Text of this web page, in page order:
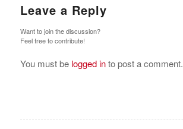
Leave a Reply
Want to join the discussion?
Feel free to contribute!
You must be logged into post a comment.